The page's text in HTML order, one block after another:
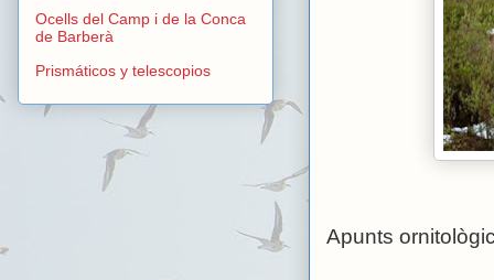
Apunts
Ocells del Camp i de la Conca
de Barberà
Prismáticos y telescopios